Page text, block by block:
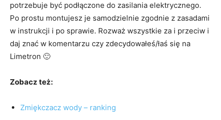
potrzebuje być podłączone do zasilania elektrycznego.
Po prostu montujesz je samodzielnie zgodnie z zasadami
w instrukcji i po sprawie. Rozważ wszystkie za i przeciw i
daj znać w komentarzu czy zdecydowałeś/łaś się na
Limetron 🙂
Zobacz też:
Zmiękczacz wody – ranking